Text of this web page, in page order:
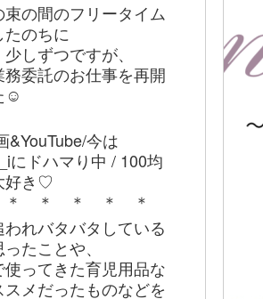
束の間のフリータイム
たのちに
しずつですが、
委託のお仕事を再開
☺︎
&YouTube/今は
にドハマり中 / 100均
好き♡
＊ ＊ ＊ ＊
われバタバタしている
たことや、
使ってきた育児用品な
スメだったものなどを